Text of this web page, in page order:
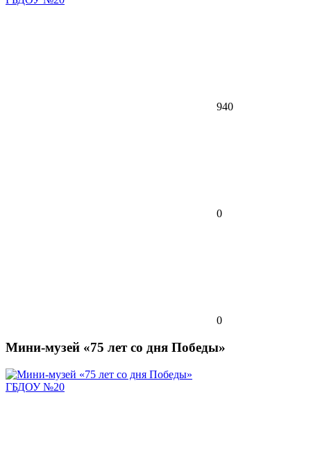
940
0
0
Мини-музей «75 лет со дня Победы»
ГБДОУ №20